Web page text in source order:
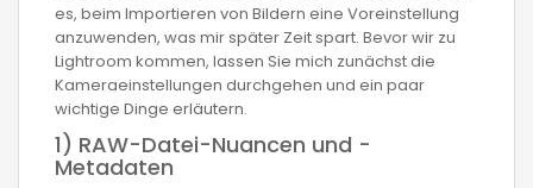
es, beim Importieren von Bildern eine Voreinstellung
anzuwenden, was mir später Zeit spart. Bevor wir zu
Lightroom kommen, lassen Sie mich zunächst die
Kameraeinstellungen durchgehen und ein paar
wichtige Dinge erläutern.
1) RAW-Datei-Nuancen und -
Metadaten